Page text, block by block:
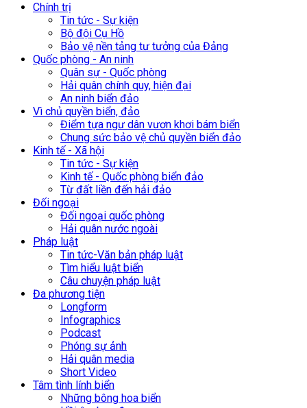
Chính trị
Tin tức - Sự kiện
Bộ đội Cụ Hồ
Bảo vệ nền tảng tư tưởng của Đảng
Quốc phòng - An ninh
Quân sự - Quốc phòng
Hải quân chính quy, hiện đại
An ninh biển đảo
Vì chủ quyền biển, đảo
Điểm tựa ngư dân vươn khơi bám biển
Chung sức bảo vệ chủ quyền biển đảo
Kinh tế - Xã hội
Tin tức - Sự kiện
Kinh tế - Quốc phòng biển đảo
Từ đất liền đến hải đảo
Đối ngoại
Đối ngoại quốc phòng
Hải quân nước ngoài
Pháp luật
Tin tức-Văn bản pháp luật
Tìm hiểu luật biển
Câu chuyện pháp luật
Đa phương tiện
Longform
Infographics
Podcast
Phóng sự ảnh
Hải quân media
Short Video
Tâm tình lính biển
Những bông hoa biển